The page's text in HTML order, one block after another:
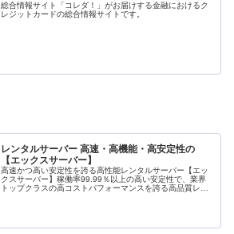
総合情報サイト「コレダ！」がお届けする金融におけるク
レジットカードの総合情報サイトです。
レンタルサーバー 高速・高機能・高安定性の
【エックスサーバー】
高速かつ高い安定性を誇る高性能レンタルサーバー【エッ
クスサーバー】稼働率99.99％以上の高い安定性で、業界
トップクラスの高コストパフォーマンスを誇る高品質レン